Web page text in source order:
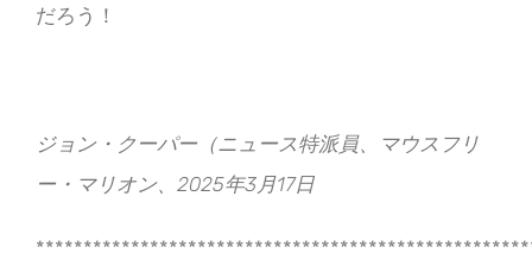
だろう！
ジョン・クーパー（ニュース特派員、マウスフリ
ー・マリオン、2025年3月17日